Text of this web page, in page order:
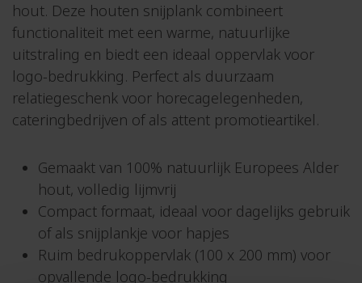
hout. Deze houten snijplank combineert
functionaliteit met een warme, natuurlijke
uitstraling en biedt een ideaal oppervlak voor
logo-bedrukking. Perfect als duurzaam
relatiegeschenk voor horecagelegenheden,
cateringbedrijven of als attent promotieartikel.
Gemaakt van 100% natuurlijk Europees Alder
hout, volledig lijmvrij
Compact formaat, ideaal voor dagelijks gebruik
of als snijplankje voor hapjes
Ruim bedrukoppervlak (100 x 200 mm) voor
opvallende logo-bedrukking